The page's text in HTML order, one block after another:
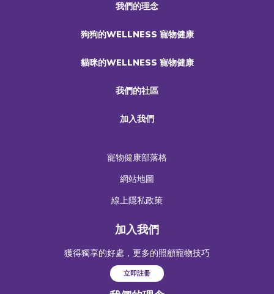
我們的理念
狗狗的WELLNESS 寵物健康
貓咪的WELLNESS 寵物健康
我們的社區
加入我們
寵物健康部落格
網站地圖
線上隱私政策
加入我們
獲得獨享的好處，更多的照顧寵物技巧
立即註冊